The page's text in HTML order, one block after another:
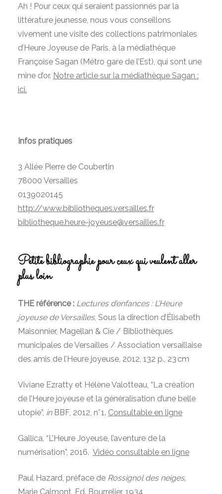
Ah ! Pour ceux qui seraient passionnés par la
littérature jeunesse, nous vous conseillons
vivement une visite des collections patrimoniales
d’Heure Joyeuse de Paris, à la médiathèque
Françoise Sagan (Métro gare de l’Est), qui sont une
mine d’or. Notre article sur la médiathèque Sagan :
ici.
Infos pratiques
3 Allée Pierre de Coubertin
78000 Versailles
0139020145
http://www.bibliotheques.versailles.fr
bibliotheque.heure-joyeuse@versailles.fr
Petite bibliographie pour ceux qui veulent aller
plus loin
THE référence : Lectures d’enfances : L’Heure
joyeuse de Versailles, Sous la direction d’Élisabeth
Maisonnier, Magellan & Cie / Bibliothèques
municipales de Versailles / Association versaillaise
des amis de l’Heure joyeuse, 2012, 132 p., 23 cm
Viviane Ezratty et Hélène Valotteau, “La création
de l’Heure joyeuse et la généralisation d’une belle
utopie”, in BBF, 2012, n° 1. Consultable en ligne
Gallica, “L’Heure Joyeuse, l’aventure de la
numérisation”, 2016. Vidéo consultable en ligne
Paul Hazard, préface de Rossignol des neiges,
Marie Calmont, Ed. Bourrelier, 1934